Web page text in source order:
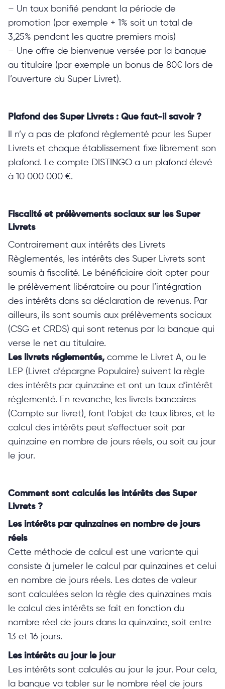
– Un taux bonifié pendant la période de
promotion (par exemple + 1% soit un total de
3,25% pendant les quatre premiers mois)
– Une offre de bienvenue versée par la banque
au titulaire (par exemple un bonus de 80€ lors de
l’ouverture du Super Livret).
Plafond des Super Livrets : Que faut-il savoir ?
Il n’y a pas de plafond règlementé pour les Super
Livrets et chaque établissement fixe librement son
plafond. Le compte DISTINGO a un plafond élevé
à 10 000 000 €.
Fiscalité et prélèvements sociaux sur les Super
Livrets
Contrairement aux intérêts des Livrets
Règlementés, les intérêts des Super Livrets sont
soumis à fiscalité. Le bénéficiaire doit opter pour
le prélèvement libératoire ou pour l’intégration
des intérêts dans sa déclaration de revenus. Par
ailleurs, ils sont soumis aux prélèvements sociaux
(CSG et CRDS) qui sont retenus par la banque qui
verse le net au titulaire.
Les livrets réglementés, comme le Livret A, ou le
LEP (Livret d’épargne Populaire) suivent la règle
des intérêts par quinzaine et ont un taux d’intérêt
réglementé. En revanche, les livrets bancaires
(Compte sur livret), font l’objet de taux libres, et le
calcul des intérêts peut s’effectuer soit par
quinzaine en nombre de jours réels, ou soit au jour
le jour.
Comment sont calculés les intérêts des Super
Livrets ?
Les intérêts par quinzaines en nombre de jours
réels
Cette méthode de calcul est une variante qui
consiste à jumeler le calcul par quinzaines et celui
en nombre de jours réels. Les dates de valeur
sont calculées selon la règle des quinzaines mais
le calcul des intérêts se fait en fonction du
nombre réel de jours dans la quinzaine, soit entre
13 et 16 jours.
Les intérêts au jour le jour
Les intérêts sont calculés au jour le jour. Pour cela,
la banque va tabler sur le nombre réel de jours